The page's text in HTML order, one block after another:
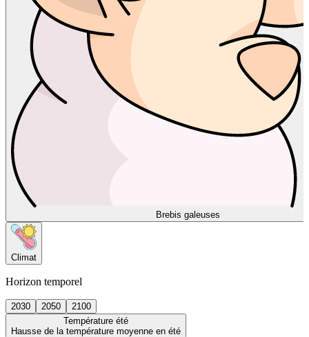
Brebis galeuses
Climat
Horizon temporel
2030 2050
2100
Température été
Hausse de la température moyenne en été